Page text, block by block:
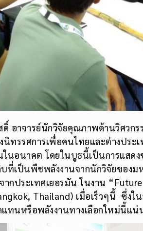
ดิ์ อาจารย์นักวิจัยคุณภาพด้านวิศวก
ทรรศการเพื่อคนไทยและต่างประเ
นอนาคต โดยในบูธนี้เป็นการแสด
ที่เป็นพืชพลังงานจากนักวิจัยของม
ากประเทศเยอรมัน ในงาน
Thailand) เมื่อเร็วๆนี้ ซึ่งใ
ทนหรือพลังงานทางเลือกใหม่นี้แน่